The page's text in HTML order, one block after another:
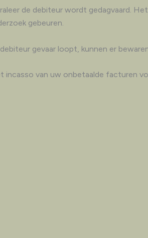
de debiteur wordt gedagvaard.
gebeuren.
gevaar loopt, kunnen er
van uw onbetaalde facturen